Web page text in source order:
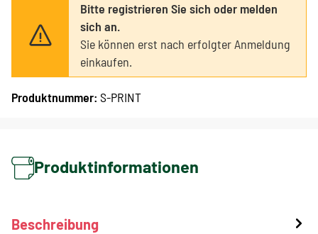
Bitte registrieren Sie sich oder melden
sich an.
Sie können erst nach erfolgter Anmeldung
einkaufen.
Produktnummer: S-PRINT
Produktinformationen
Beschreibung